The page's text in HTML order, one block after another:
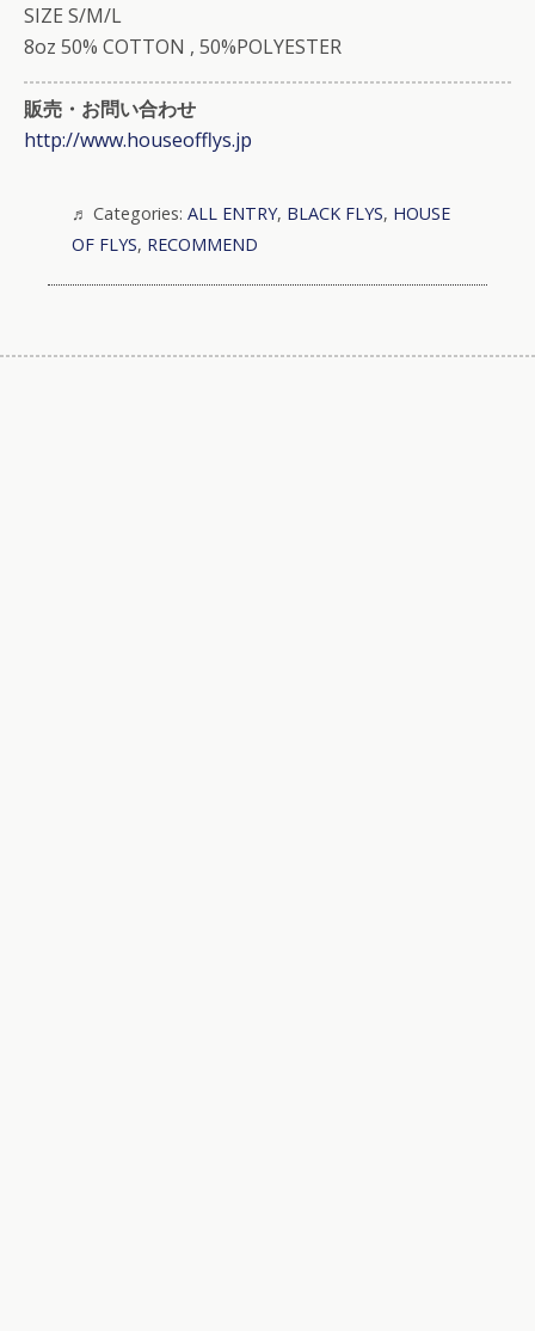
SIZE S/M/L
8oz 50% COTTON , 50%POLYESTER
販売・お問い合わせ
http://www.houseofflys.jp
Categories: ALL ENTRY, BLACK FLYS, HOUSE
OF FLYS, RECOMMEND